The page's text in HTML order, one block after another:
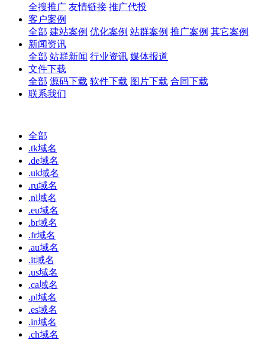
全搜推广 友情链接 推广代投
客户案例
全部 建站案例 优化案例 站群案例 推广案例 其它案例
新闻资讯
全部 站群新闻 行业资讯 媒体报道
文件下载
全部 源码下载 软件下载 图片下载 合同下载
联系我们
全部
.tk域名
.de域名
.uk域名
.ru域名
.nl域名
.eu域名
.br域名
.fr域名
.au域名
.it域名
.us域名
.ca域名
.pl域名
.es域名
.in域名
.ch域名